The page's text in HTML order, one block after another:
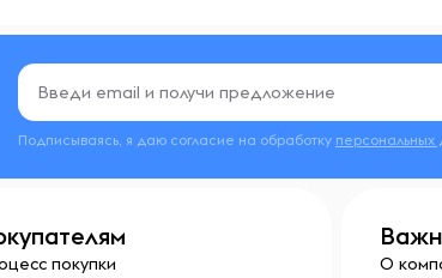
Подписываясь, я даю согласие на обработку персональных
покупки
О